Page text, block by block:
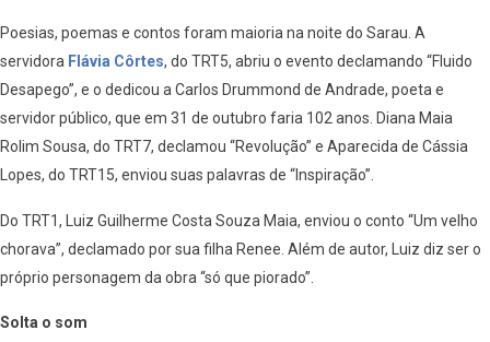
Poesias, poemas e contos foram maioria na noite do Sarau. A
servidora Flávia Côrtes, do TRT5, abriu o evento declamando “Fluido
Desapego”, e o dedicou a Carlos Drummond de Andrade, poeta e
servidor público, que em 31 de outubro faria 102 anos. Diana Maia
Rolim Sousa, do TRT7, declamou “Revolução” e Aparecida de Cássia
Lopes, do TRT15, enviou suas palavras de “Inspiração”.
Do TRT1, Luiz Guilherme Costa Souza Maia, enviou o conto “Um velho
chorava”, declamado por sua filha Renee. Além de autor, Luiz diz ser o
próprio personagem da obra “só que piorado”.
Solta o som